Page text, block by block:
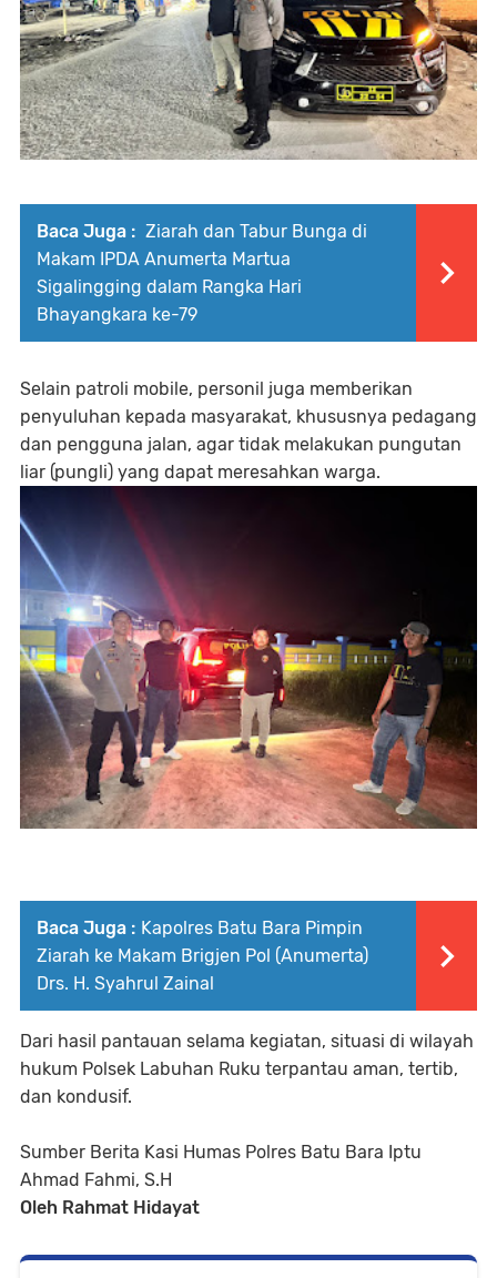
Baca Juga : Ziarah dan Tabur Bunga di
Makam IPDA Anumerta Martua
Sigalingging dalam Rangka Hari
Bhayangkara ke-79
Selain patroli mobile, personil juga memberikan
penyuluhan kepada masyarakat, khususnya pedagang
dan pengguna jalan, agar tidak melakukan pungutan
liar (pungli) yang dapat meresahkan warga.
Baca Juga : Kapolres Batu Bara Pimpin
Ziarah ke Makam Brigjen Pol (Anumerta)
Drs. H. Syahrul Zainal
Dari hasil pantauan selama kegiatan, situasi di wilayah
hukum Polsek Labuhan Ruku terpantau aman, tertib,
dan kondusif.
Sumber Berita Kasi Humas Polres Batu Bara Iptu
Ahmad Fahmi, S.H
Oleh Rahmat Hidayat